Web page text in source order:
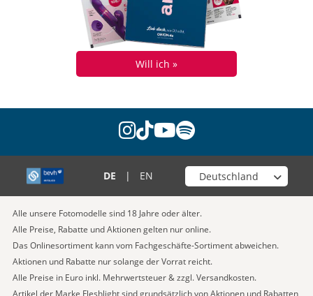
Will ich »
instagram
tiktok
youtube
spotify
DE | EN Wähle deinen Shop
Alle unsere Fotomodelle sind 18 Jahre oder älter.
Alle Preise, Rabatte und Aktionen gelten nur online.
Das Onlinesortiment kann vom Fachgeschäfte-Sortiment abweichen.
Aktionen und Rabatte nur solange der Vorrat reicht.
Alle Preise in Euro inkl. Mehrwertsteuer & zzgl. Versandkosten.